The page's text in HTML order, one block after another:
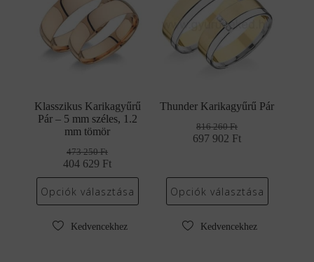
Klasszikus Karikagyűrű
Pár – 5 mm széles, 1.2
mm tömör
473 250Ft
Original
price
was:
404 629 Ft
Current
price
is:
Opciók választása
Kedvencekhez
Thunder Karikagyűrű Pár
816 260Ft
Original
816
260 Ft.
697 902 Ft
Current
697
902 Ft.
Opciók választása
Kedvencekhez